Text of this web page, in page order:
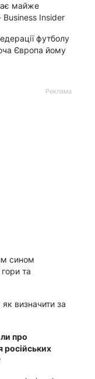
майже
Insider
футболу
Європа йому
Реклама
сином
та
визначити за
про
російських